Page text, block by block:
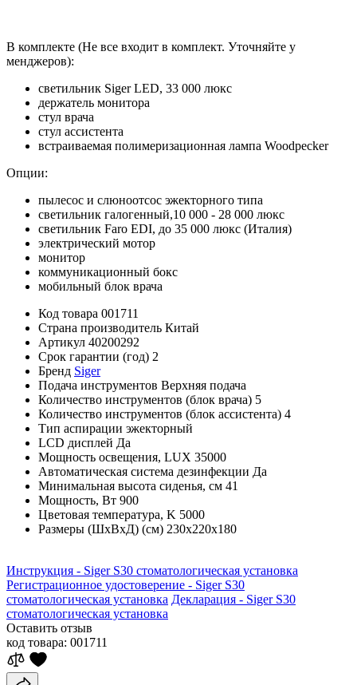
В комплекте (Не все входит в комплект. Уточняйте у
менджеров):
светильник Siger LED, 33 000 люкс
держатель монитора
стул врача
стул ассистента
встраиваемая полимеризационная лампа Woodpecker
Опции:
пылесос и слюноотсос эжекторного типа
светильник галогенный,10 000 - 28 000 люкс
светильник Faro EDI, до 35 000 люкс (Италия)
электрический мотор
монитор
коммуникационный бокс
мобильный блок врача
Код товара 001711
Страна производитель Китай
Артикул 40200292
Срок гарантии (год) 2
Бренд Siger
Подача инструментов Верхняя подача
Количество инструментов (блок врача) 5
Количество инструментов (блок ассистента) 4
Тип аспирации эжекторный
LCD дисплей Да
Мощность освещения, LUX 35000
Автоматическая система дезинфекции Да
Минимальная высота сиденья, см 41
Мощность, Вт 900
Цветовая температура, K 5000
Размеры (ШхВхД) (см) 230х220х180
Инструкция - Siger S30 стоматологическая установка
Регистрационное удостоверение - Siger S30
стоматологическая установка Декларация - Siger S30
стоматологическая установка
Оставить отзыв
код товара: 001711